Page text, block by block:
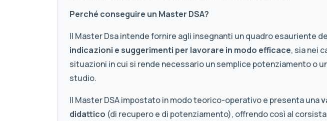
Perché conseguire un Master DSA?
Il Master Dsa intende fornire agli insegnanti un quadro esauriente
indicazioni e suggerimenti per lavorare in modo efficace, sia nei
situazioni in cui si rende necessario un semplice potenziamento o
studio.
Il Master DSA impostato in modo teorico-operativo e presenta una
didattico (di recupero e di potenziamento), offrendo così al